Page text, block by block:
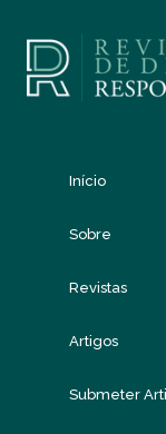
Início
Sobre
Revistas
Artigos
Submeter